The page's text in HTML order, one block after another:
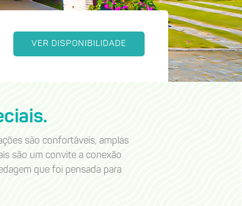
VER DISPONIBILIDADE
são confortáveis, amplas
são um convite a conexão
que foi pensada para